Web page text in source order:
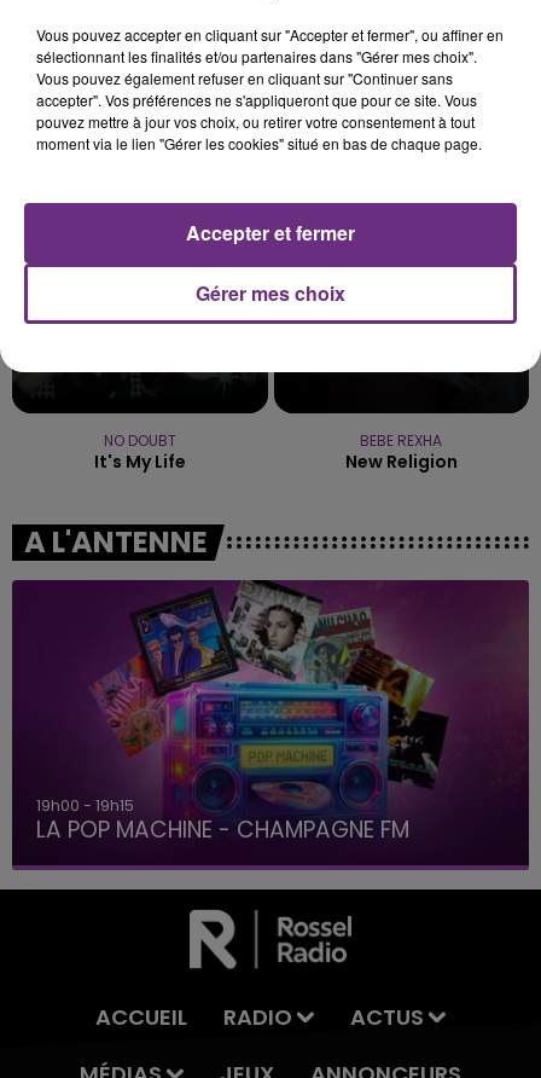
Une automobiliste s'est retrouvée piégée dans
son véhicule après une collision avec un poids
lourd. Très grièvement blessée, la jeune femme
de 20 ans a été...
TITRES DIFFUSÉS
NO DOUBT
It's My Life
BEBE REXHA
New Religion
A L'ANTENNE
19h00 - 19h15
LA POP MACHINE - CHAMPAGNE FM
ACCUEIL RADIO
ACTUS
Vous pouvez accepter en cliquant sur "Accepter et fermer", ou affiner en
sélectionnant les finalités et/ou partenaires dans "Gérer mes choix".
Vous pouvez également refuser en cliquant sur "Continuer sans
accepter". Vos préférences ne s'appliqueront que pour ce site. Vous
pouvez mettre à jour vos choix, ou retirer votre consentement à tout
moment via le lien "Gérer les cookies" situé en bas de chaque page.
Gérer mes choix
Accepter et fermer